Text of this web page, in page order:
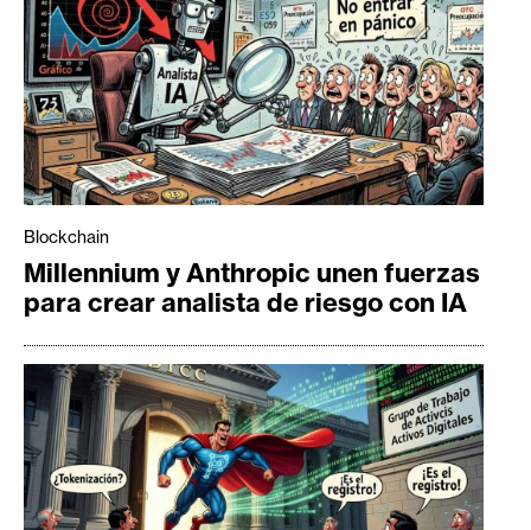
Blockchain
Millennium y Anthropic unen fuerzas
para crear analista de riesgo con IA